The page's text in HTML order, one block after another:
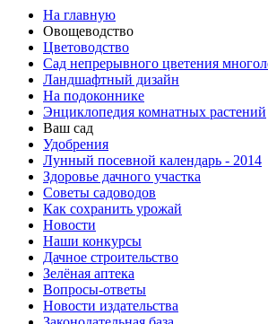
На главную
Овощеводство
Цветоводство
Сад непрерывного цветения
Ландшафтный дизайн
На подоконнике
Энциклопедия комнатных растений
Ваш сад
Удобрения
Лунный посевной календарь - 2014
Здоровье дачного участка
Советы садоводов
Как сохранить урожай
Новости
Наши конкурсы
Дачное строительство
Зелёная аптека
Вопросы-ответы
Новости издательства